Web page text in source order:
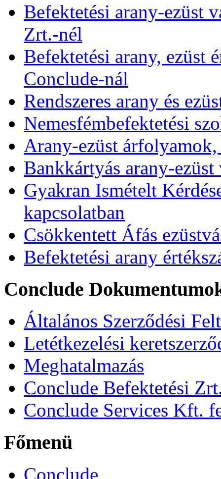
Befektetési arany-ezüst
Zrt.-nél
Befektetési arany, ezüst
Conclude-nál
Rendszeres arany és
Nemesfémbefektetési
Arany-ezüst
Bankkártyás arany-
Gyakran Ismételt
kapcsolatban
Csökkentett Áfás
Befektetési arany
Conclude
Általános Szerződési
Letétkezelési
Meghatalmazás
Conclude Befektetési
Conclude Services Kft.
Főmenü
Conclude